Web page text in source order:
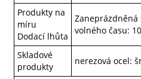
Produkty na
míru
Dodací lhůta
Zaneprázdněná
volného času:
Skladové
produkty
nerezová ocel: